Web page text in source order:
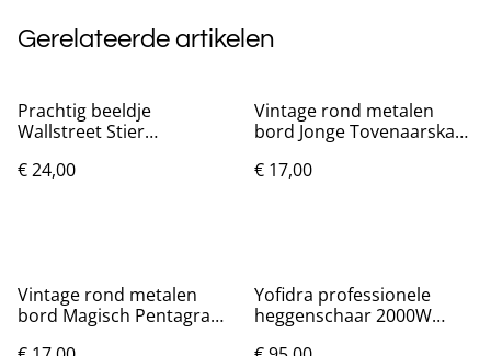
Gerelateerde artikelen
Prachtig beeldje
Wallstreet Stier
€ 24,00
Vintage rond metalen
bord Jonge Tovenaarskat
€ 17,00
Vintage rond metalen
bord Magisch Pentagram
Yofidra professionele
heggenschaar 2000W